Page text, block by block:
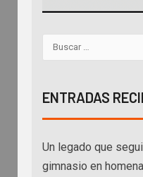
ENTRADAS
Un legado que
gimnasio en